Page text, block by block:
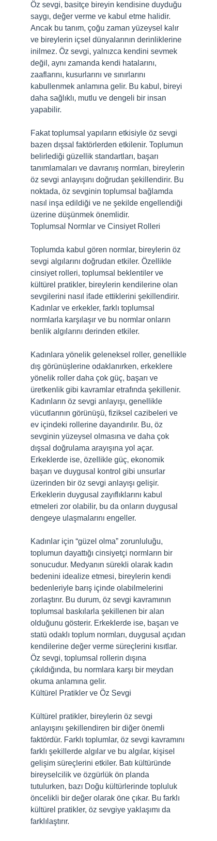
Öz sevgi, basitçe bireyin kendisine duyduğu
saygı, değer verme ve kabul etme halidir.
Ancak bu tanım, çoğu zaman yüzeysel kalır
ve bireylerin içsel dünyalarının derinliklerine
inilmez. Öz sevgi, yalnızca kendini sevmek
değil, aynı zamanda kendi hatalarını,
zaaflarını, kusurlarını ve sınırlarını
kabullenmek anlamına gelir. Bu kabul, bireyi
daha sağlıklı, mutlu ve dengeli bir insan
yapabilir.
Fakat toplumsal yapıların etkisiyle öz sevgi
bazen dışsal faktörlerden etkilenir. Toplumun
belirlediği güzellik standartları, başarı
tanımlamaları ve davranış normları, bireylerin
öz sevgi anlayışını doğrudan şekillendirir. Bu
noktada, öz sevginin toplumsal bağlamda
nasıl inşa edildiği ve ne şekilde engellendiği
üzerine düşünmek önemlidir.
Toplumsal Normlar ve Cinsiyet Rolleri
Toplumda kabul gören normlar, bireylerin öz
sevgi algılarını doğrudan etkiler. Özellikle
cinsiyet rolleri, toplumsal beklentiler ve
kültürel pratikler, bireylerin kendilerine olan
sevgilerini nasıl ifade ettiklerini şekillendirir.
Kadınlar ve erkekler, farklı toplumsal
normlarla karşılaşır ve bu normlar onların
benlik algılarını derinden etkiler.
Kadınlara yönelik geleneksel roller, genellikle
dış görünüşlerine odaklanırken, erkeklere
yönelik roller daha çok güç, başarı ve
üretkenlik gibi kavramlar etrafında şekillenir.
Kadınların öz sevgi anlayışı, genellikle
vücutlarının görünüşü, fiziksel cazibeleri ve
ev içindeki rollerine dayandırılır. Bu, öz
sevginin yüzeysel olmasına ve daha çok
dışsal doğrulama arayışına yol açar.
Erkeklerde ise, özellikle güç, ekonomik
başarı ve duygusal kontrol gibi unsurlar
üzerinden bir öz sevgi anlayışı gelişir.
Erkeklerin duygusal zayıflıklarını kabul
etmeleri zor olabilir, bu da onların duygusal
dengeye ulaşmalarını engeller.
Kadınlar için “güzel olma” zorunluluğu,
toplumun dayattığı cinsiyetçi normların bir
sonucudur. Medyanın sürekli olarak kadın
bedenini idealize etmesi, bireylerin kendi
bedenleriyle barış içinde olabilmelerini
zorlaştırır. Bu durum, öz sevgi kavramının
toplumsal baskılarla şekillenen bir alan
olduğunu gösterir. Erkeklerde ise, başarı ve
statü odaklı toplum normları, duygusal açıdan
kendilerine değer verme süreçlerini kısıtlar.
Öz sevgi, toplumsal rollerin dışına
çıkıldığında, bu normlara karşı bir meydan
okuma anlamına gelir.
Kültürel Pratikler ve Öz Sevgi
Kültürel pratikler, bireylerin öz sevgi
anlayışını şekillendiren bir diğer önemli
faktördür. Farklı toplumlar, öz sevgi kavramını
farklı şekillerde algılar ve bu algılar, kişisel
gelişim süreçlerini etkiler. Batı kültüründe
bireyselcilik ve özgürlük ön planda
tutulurken, bazı Doğu kültürlerinde topluluk
öncelikli bir değer olarak öne çıkar. Bu farklı
kültürel pratikler, öz sevgiye yaklaşımı da
farklılaştırır.